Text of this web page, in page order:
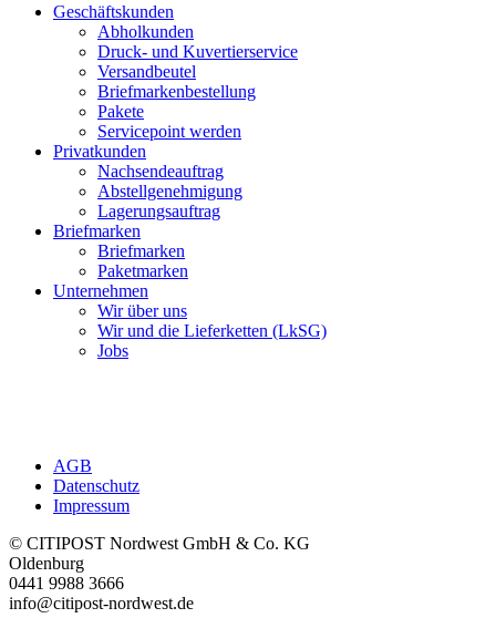
Geschäftskunden
Abholkunden
Druck- und Kuvertierservice
Versandbeutel
Briefmarkenbestellung
Pakete
Servicepoint werden
Privatkunden
Nachsendeauftrag
Abstellgenehmigung
Lagerungsauftrag
Briefmarken
Briefmarken
Paketmarken
Unternehmen
Wir über uns
Wir und die Lieferketten (LkSG)
Jobs
AGB
Datenschutz
Impressum
© CITIPOST Nordwest GmbH & Co. KG
Oldenburg
0441 9988 3666
info@citipost-nordwest.de